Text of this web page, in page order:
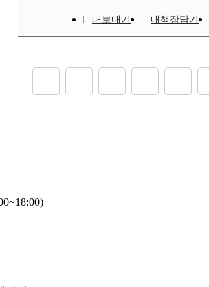
내보내기 내책장담기